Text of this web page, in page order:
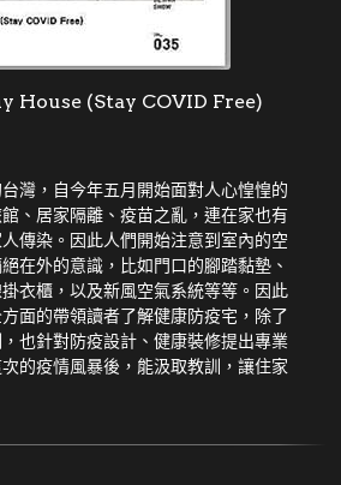
House (Stay COVID Free)
灣，自今年五月開始面對人心惶惶的
、居家隔離、疫苗之亂，連在家也有
傳染。因此人們開始注意到室內的空
在外的意識，比如門口的腳踏黏墊、
衣櫃，以及新風空氣系統等等。因此
面的帶領讀者了解健康防疫宅，除了
也針對防疫設計、健康裝修提出專業
的疫情風暴後，能汲取教訓，讓住家